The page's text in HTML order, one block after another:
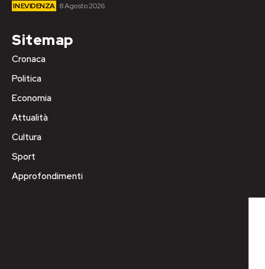
IN EVIDENZA 8 Agosto 2026
Sitemap
Cronaca
Politica
Economia
Attualità
Cultura
Sport
Approfondimenti